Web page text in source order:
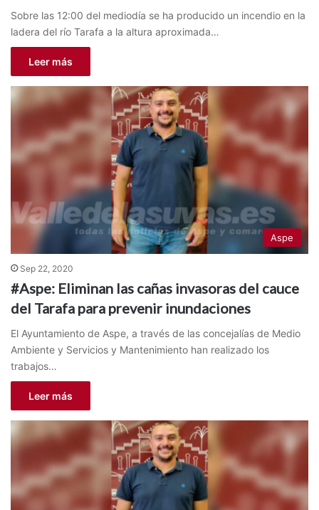
Sobre las 12:00 del mediodía se ha producido un incendio en la
ladera del río Tarafa a la altura aproximada…
Leer más
Aspe
Sep 22, 2020
#Aspe: Eliminan las cañas invasoras del cauce
del Tarafa para prevenir inundaciones
El Ayuntamiento de Aspe, a través de las concejalías de Medio
Ambiente y Servicios y Mantenimiento han realizado los
trabajos…
Leer más